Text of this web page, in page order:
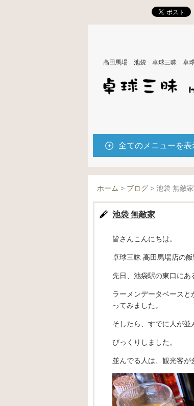
高田馬場 池袋 卓球三昧 卓球
全てのメニューを表
ホーム > ブログ > 池袋 無敵家
池袋 無敵家
皆さんこんにちは。
卓球三昧 高田馬場店の飯
先日、池袋駅の東口にあ
ラーメンデータベース
ってみました。
そしたら、すでに人が
びっくりしました。
並んでる人は、観光客が